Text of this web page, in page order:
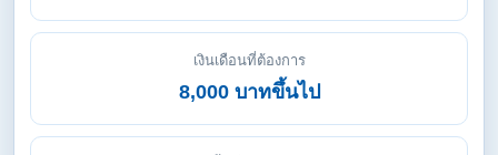
เงินเดือนที่ต้องการ
8,000 บาทขึ้นไป